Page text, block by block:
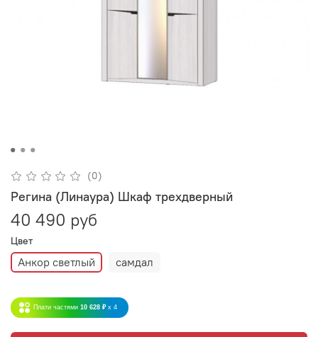
(0)
Регина (Линаура) Шкаф трехдверный
40 490 руб
Цвет
Анкор светлый самдал
Плати частями 10 628 ₽ x 4